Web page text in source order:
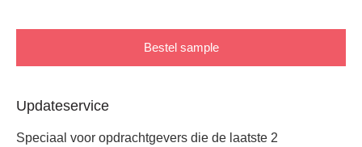
Bestel sample
Updateservice
Speciaal voor opdrachtgevers die de laatste 2